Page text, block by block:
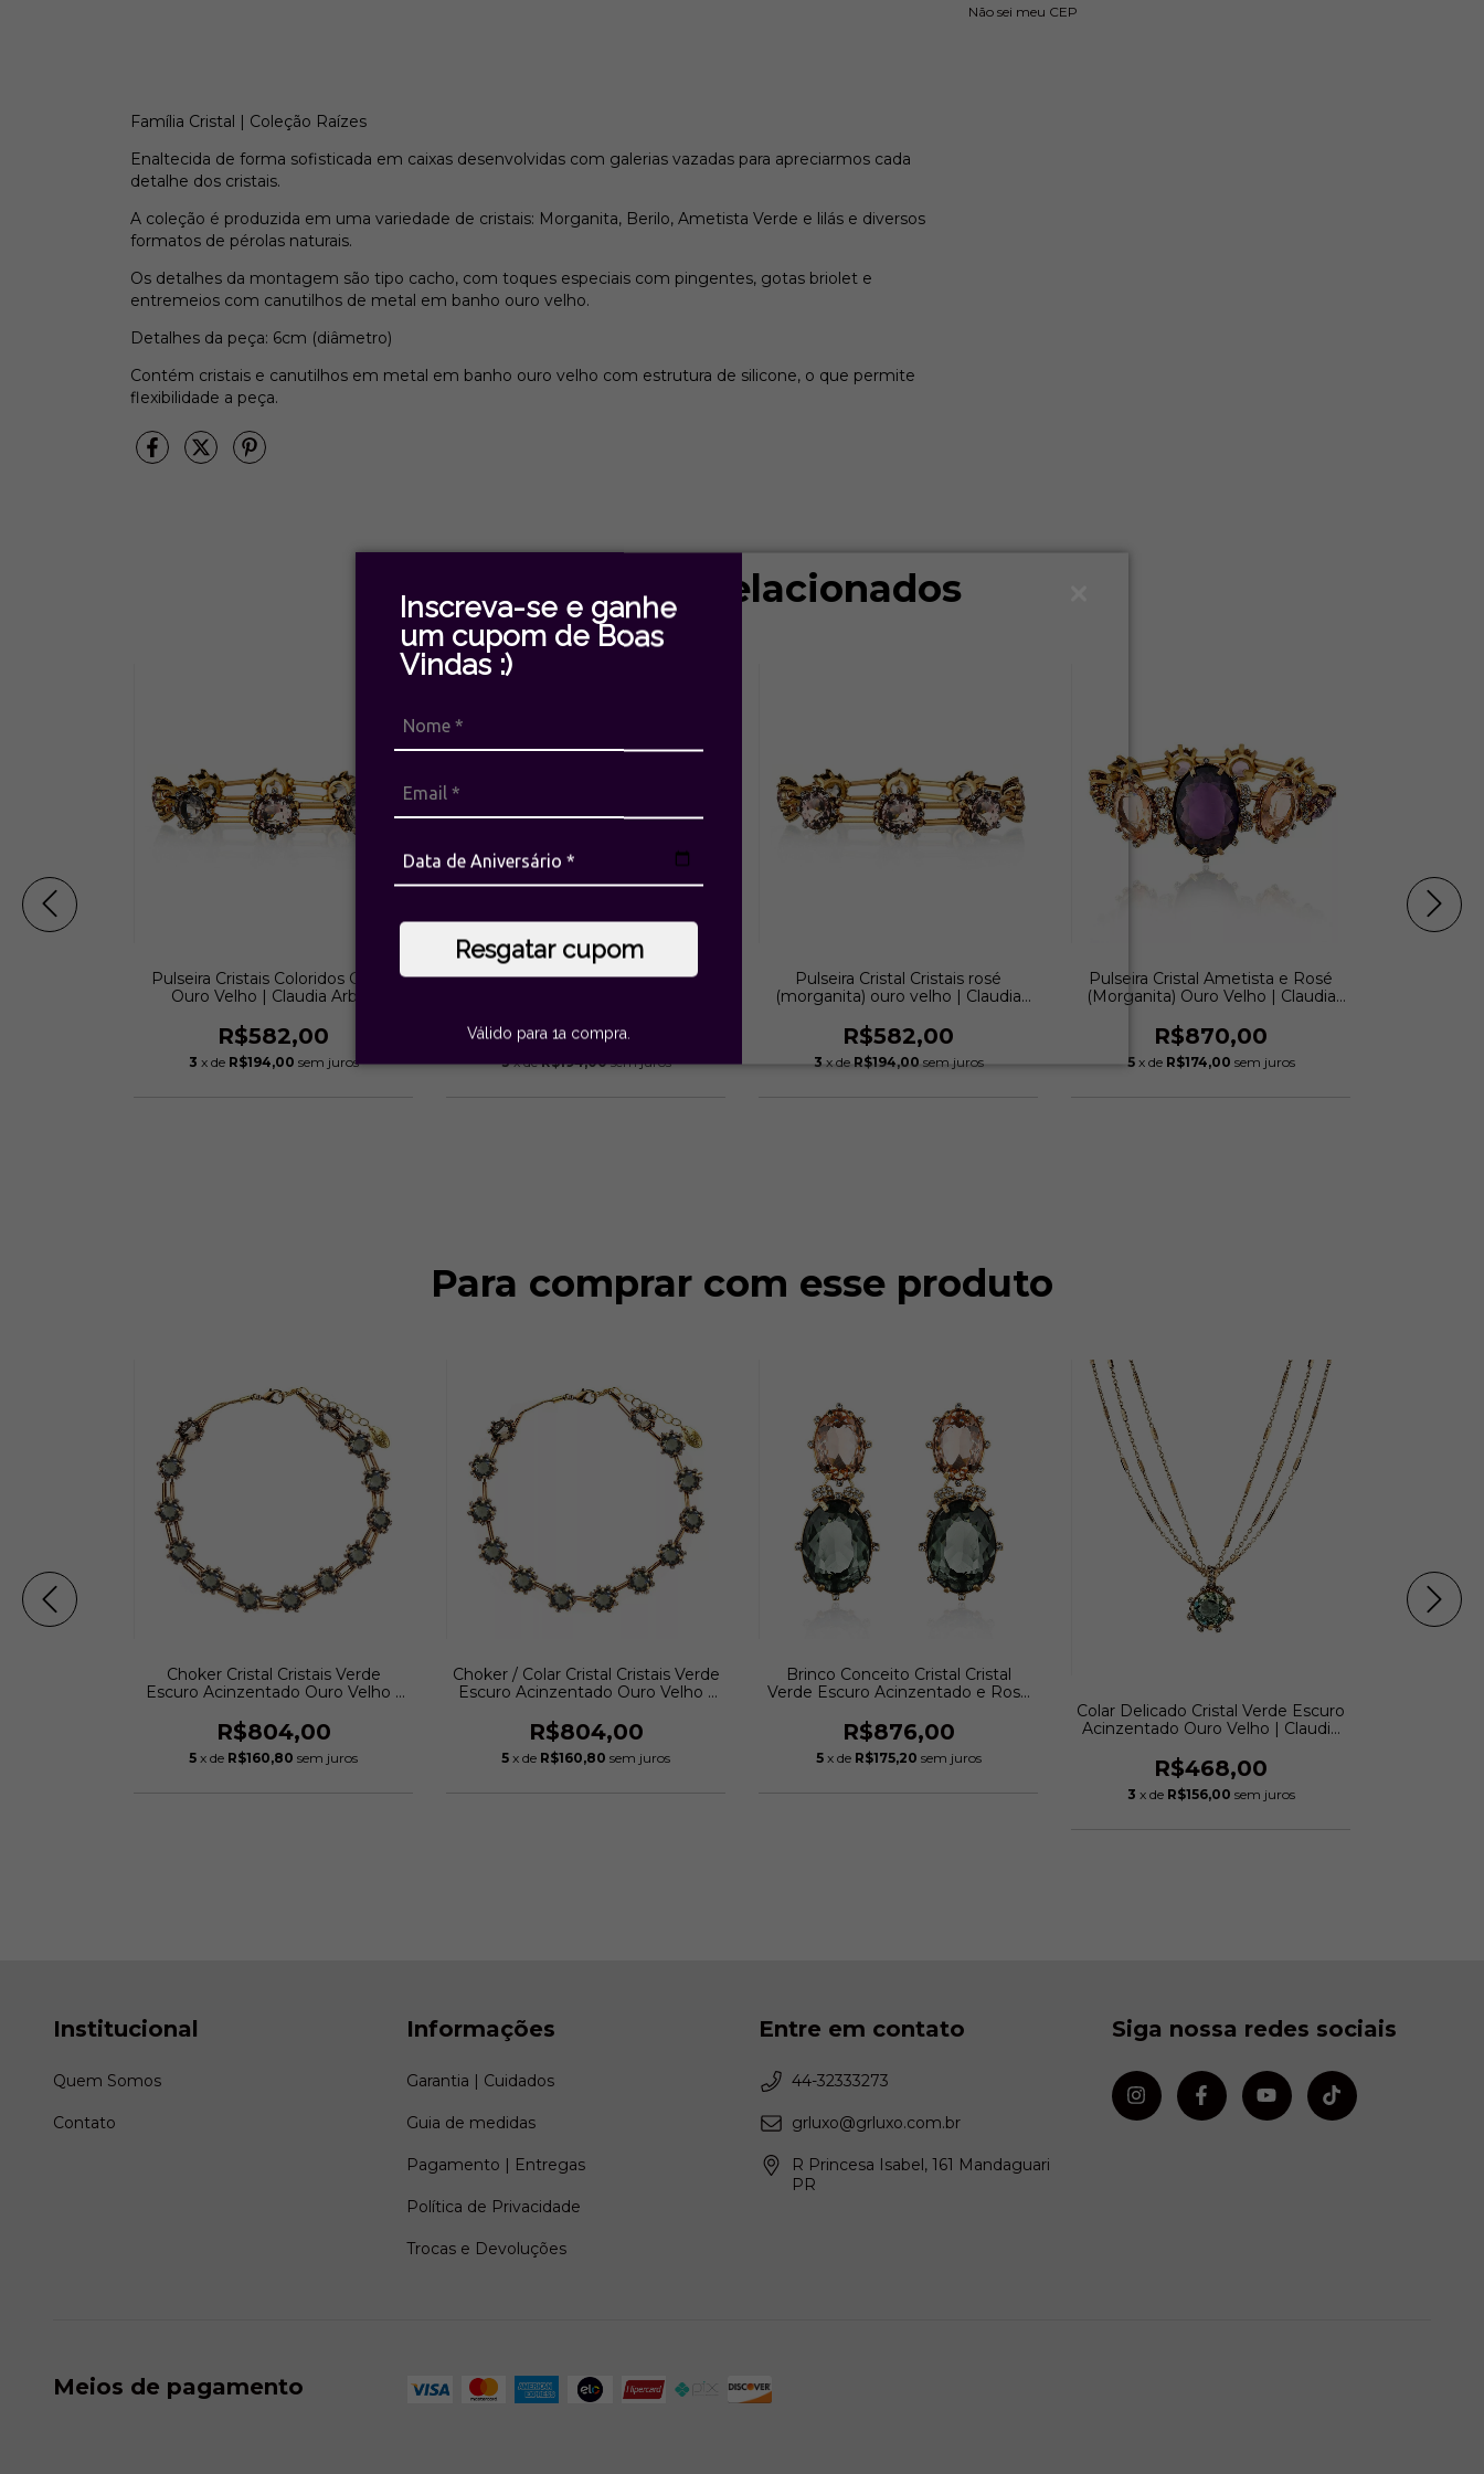
Inscreva-se e ganhe
um cupom de Boas
Vindas :)
Resgatar cupom
Válido para 1a compra.
Família Cristal | Coleção Raízes
Enaltecida de forma sofisticada em caixas desenvolvidas com galerias vazadas para apreciarmos cada
detalhe dos cristais.
A coleção é produzida em uma variedade de cristais: Morganita, Berilo, Ametista Verde e lilás e diversos
formatos de pérolas naturais.
Os detalhes da montagem são tipo cacho, com toques especiais com pingentes, gotas briolet e
entremeios com canutilhos de metal em banho ouro velho.
Detalhes da peça: 6cm (diâmetro)
Contém cristais e canutilhos em metal em banho ouro velho com estrutura de silicone, o que permite
flexibilidade a peça.
Não sei meu CEP
Produtos relacionados
Pulseira Cristais Coloridos Cristal
Ouro Velho | Claudia Arbex
R$582,00
3 x de R$194,00 sem juros
Pulseira Cristal Cristais Fumê Ouro
R$582,00
3 x deR$194,00 sem juros
Pulseira Cristal Cristais rosé
(morganita) ouro velho | Claudia
R$582,00
3 x de R$194,00 sem juros
Pulseira Cristal Ametista e Rosé
(Morganita) Ouro Velho | Claudia
R$870,00
5 x de R$174,00 sem juros
Para comprar com esse produto
Choker Cristal Cristais Verde
Escuro Acinzentado Ouro Velho |
R$804,00
5 x de R$160,80 sem juros
Choker / Colar Cristal Cristais Verde
Escuro Acinzentado Ouro Velho |
R$804,00
5 x de R$160,80 sem juros
Brinco Conceito Cristal Cristal
Verde Escuro Acinzentado e Rosé
Arbex
R$876,00
5 x de R$175,20 sem juros
Colar Delicado Cristal Verde Escuro
Acinzentado Ouro Velho | Claudia
R$468,00
3 x de R$156,00 sem juros
Institucional
Quem Somos
Contato
Informações
Garantia | Cuidados
Guia de medidas
Pagamento | Entregas
Política de Privacidade
Trocas e Devoluções
Entre em contato
44-32333273
grluxo@grluxo.com.br
R Princesa Isabel, 161 Mandaguari
PR
Siga nossa redes sociais
Meios de pagamento